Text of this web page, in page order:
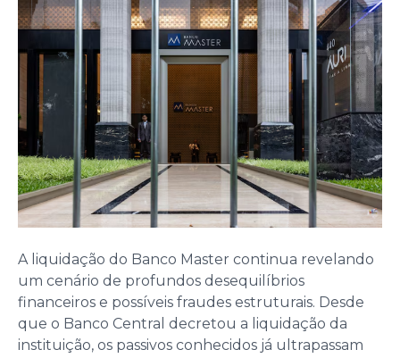
A liquidação do Banco Master continua revelando
um cenário de profundos desequilíbrios
financeiros e possíveis fraudes estruturais. Desde
que o Banco Central decretou a liquidação da
instituição, os passivos conhecidos já ultrapassam